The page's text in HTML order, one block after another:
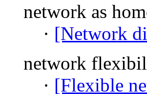
network as
· [Network
network
· [Flexible